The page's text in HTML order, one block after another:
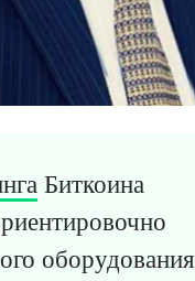
Биткоина
оборудования